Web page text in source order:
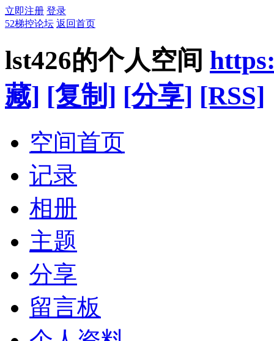
立即注册 登录
52梯控论坛 返回首页
lst426的个人空间
藏] [复制] [分享] [RSS]
空间首页
记录
相册
主题
分享
留言板